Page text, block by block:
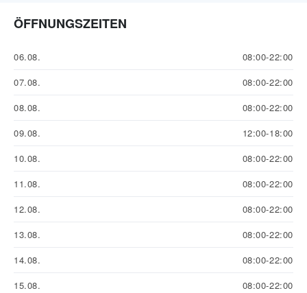
ÖFFNUNGSZEITEN
06.08.
08:00-22:00
07.08.
08:00-22:00
08.08.
08:00-22:00
09.08.
12:00-18:00
10.08.
08:00-22:00
11.08.
08:00-22:00
12.08.
08:00-22:00
13.08.
08:00-22:00
14.08.
08:00-22:00
15.08.
08:00-22:00